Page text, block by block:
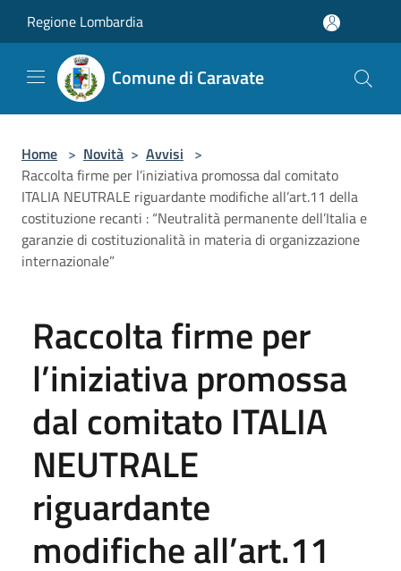
Regione Lombardia
Comune di Caravate
Home > Novità > Avvisi >
Raccolta firme per l’iniziativa promossa dal comitato
ITALIA NEUTRALE riguardante modifiche all’art.11 della
costituzione recanti : “Neutralità permanente dell’Italia e
garanzie di costituzionalità in materia di organizzazione
internazionale”
Raccolta firme per
l’iniziativa promossa
dal comitato ITALIA
NEUTRALE
riguardante
modifiche all’art.11